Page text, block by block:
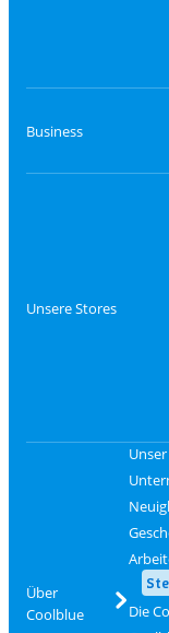
Business
Unsere Stores
Über
Coolblue
Die